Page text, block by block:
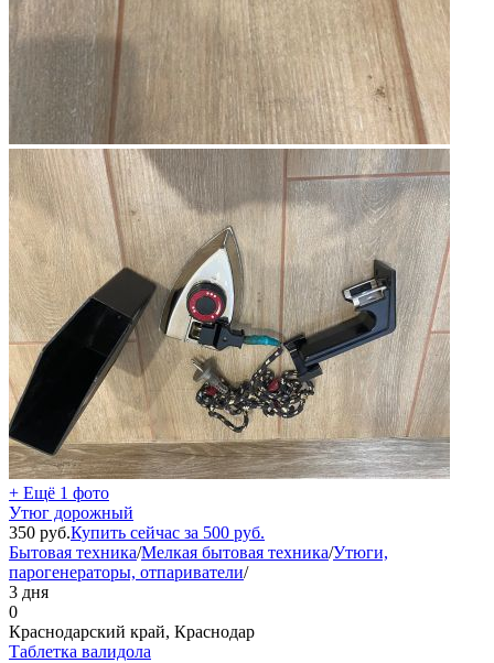
+ Ещё 1 фото
Утюг дорожный
350 руб.Купить сейчас за 500 руб.
Бытовая техника/Мелкая бытовая техника/Утюги,
парогенераторы, отпариватели/
3 дня
0
Краснодарский край, Краснодар
Таблетка валидола